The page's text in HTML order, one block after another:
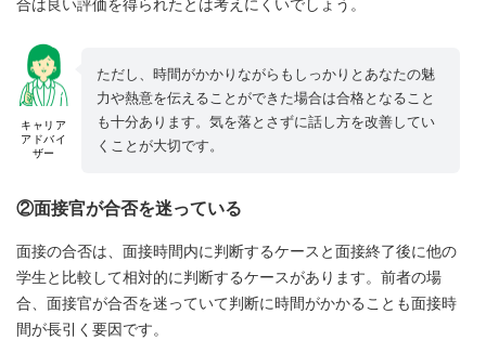
合は良い評価を得られたとは考えにくいでしょう。
キャリア
アドバイ
ザー
ただし、時間がかかりながらもしっかりとあなたの魅
力や熱意を伝えることができた場合は合格となること
も十分あります。気を落とさずに話し方を改善してい
くことが大切です。
②面接官が合否を迷っている
面接の合否は、面接時間内に判断するケースと面接終了後に他の
学生と比較して相対的に判断するケースがあります。前者の場
合、面接官が合否を迷っていて判断に時間がかかることも面接時
間が長引く要因です。